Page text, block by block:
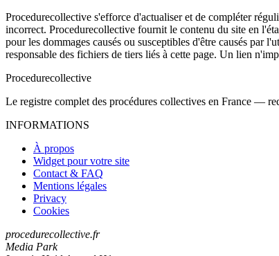
Procedurecollective s'efforce d'actualiser et de compléter
incorrect. Procedurecollective fournit le contenu du site en
pour les dommages causés ou susceptibles d'être causés par
responsable des fichiers de tiers liés à cette page. Un lien
Procedurecollective
Le registre complet des procédures collectives en France —
INFORMATIONS
À propos
Widget pour votre site
Contact & FAQ
Mentions légales
Privacy
Cookies
procedurecollective.fr
Media Park